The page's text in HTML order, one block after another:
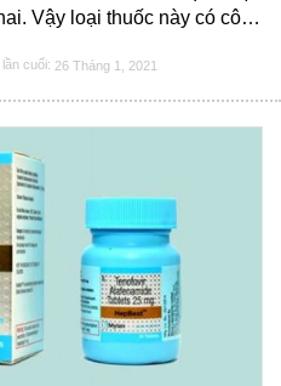
Vậy loại thuốc này có công
cuối: 26 Tháng 1, 2021